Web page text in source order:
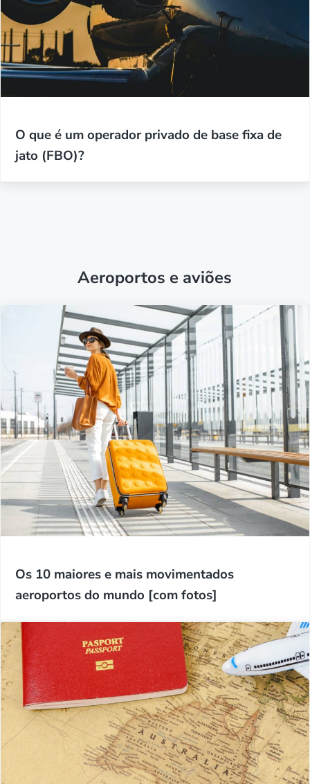
O que é um operador privado de base fixa de
jato (FBO)?
Aeroportos e aviões
Os 10 maiores e mais movimentados
aeroportos do mundo [com fotos]